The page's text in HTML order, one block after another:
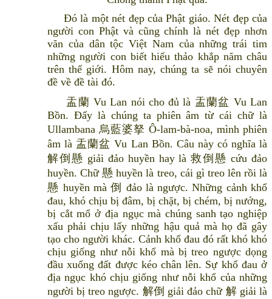
Đó là một nét đẹp của Phật giáo. Nét đẹp của
người con Phật và cũng chính là nét đẹp nhơn
văn của dân tộc Việt Nam của những trái tim
những người con biết hiếu thảo khắp năm châu
trên thế giới. Hôm nay, chúng ta sẽ nói chuyên
đề về đề tài đó.
盂蘭 Vu Lan nói cho đủ là 盂蘭盆 Vu Lan
Bồn. Đấy là chúng ta phiên âm từ cái chữ là
Ullambana 烏藍婆拏 Ô-lam-bà-noa, mình phiên
âm là 盂蘭盆 Vu Lan Bồn. Câu này có nghĩa là
解倒懸 giải đảo huyền hay là 救倒懸 cứu đảo
huyền. Chữ 懸 huyền là treo, cái gì treo lên rồi là
懸 huyền mà 倒 đảo là ngược. Những cảnh khổ
đau, khó chịu bị đâm, bị chặt, bị chém, bị nướng,
bị cắt mổ ở địa ngục mà chúng sanh tạo nghiệp
xấu phải chịu lấy những hậu quả mà họ đã gây
tạo cho người khác. Cảnh khổ đau đó rất khó khó
chịu giống như nỗi khổ mà bị treo ngược dọng
đầu xuống đất được kéo chân lên. Sự khổ đau ở
địa ngục khó chịu giống như nỗi khổ của những
người bị treo ngược. 解倒 giải đảo chữ 解 giải là